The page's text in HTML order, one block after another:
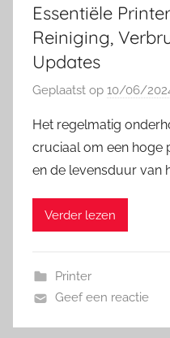
Essentiële
Reiniging,
Updates
Geplaatst op 10/06/
Het regelmatig
cruciaal om een hoge
en de levensduur van
Verder lezen
Printer
Geef een reactie